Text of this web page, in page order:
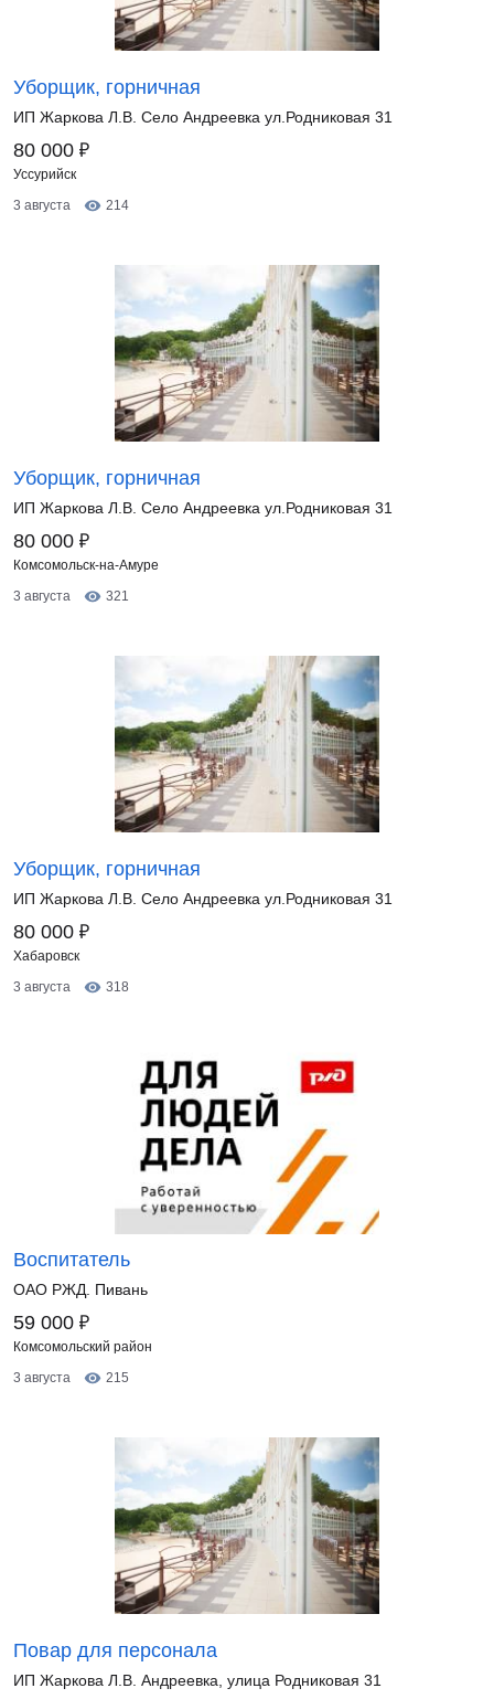
Уборщик, горничная
ИП Жаркова Л.В. Село Андреевка ул.Родниковая 31
80 000 ₽
Уссурийск
3 августа
214
Уборщик, горничная
ИП Жаркова Л.В. Село Андреевка ул.Родниковая 31
80 000 ₽
Комсомольск-на-Амуре
3 августа
321
Уборщик, горничная
ИП Жаркова Л.В. Село Андреевка ул.Родниковая 31
80 000 ₽
Хабаровск
3 августа
318
Воспитатель
ОАО РЖД. Пивань
59 000 ₽
Комсомольский район
3 августа
215
Повар для персонала
ИП Жаркова Л.В. Андреевка, улица Родниковая 31